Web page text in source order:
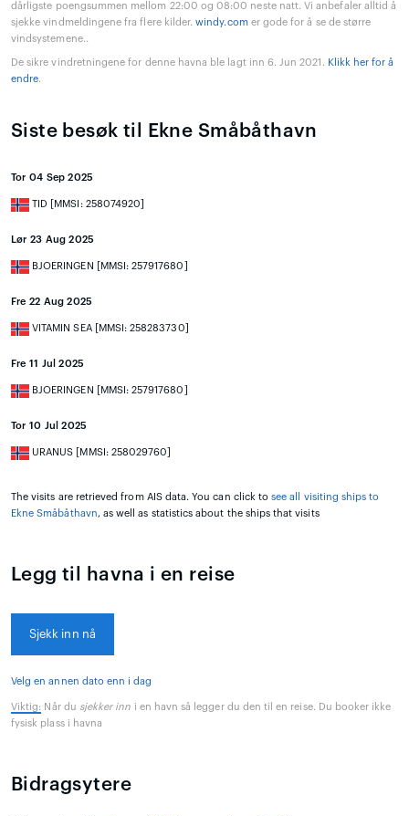
dårligste poengsummen mellom 22:00 og 08:00 neste natt. Vi anbefaler alltid å
sjekke vindmeldingene fra flere kilder.windy.comer gode for å se de større
vindsystemene..
De sikre vindretningene for denne havna ble lagt inn 6. Jun 2021. Klikk her for å
endre.
Siste besøk til Ekne Småbåthavn
Tor 04 Sep 2025
TID [MMSI: 258074920]
Lør 23 Aug 2025
BJOERINGEN [MMSI: 257917680]
Fre 22 Aug 2025
VITAMIN SEA [MMSI: 258283730]
Fre 11 Jul 2025
BJOERINGEN [MMSI: 257917680]
Tor 10 Jul 2025
URANUS [MMSI: 258029760]
The visits are retrieved from AIS data. You can click tosee all visiting ships to
Ekne Småbåthavn, as well as statistics about the ships that visits
Legg til havna i en reise
Sjekk inn nå
Velg en annen dato enn i dag
Viktig: Når du sjekker inn i en havn så legger du den til en reise. Du booker ikke
fysisk plass i havna
Bidragsytere